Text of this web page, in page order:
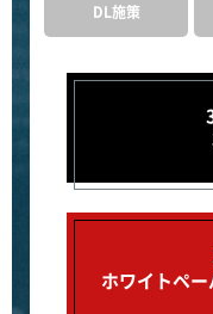
DL施策
ホワイトペ